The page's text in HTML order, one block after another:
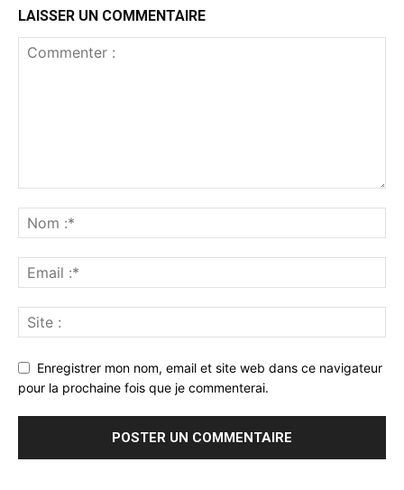
LAISSER UN COMMENTAIRE
Enregistrer mon nom, email et site web dans ce navigateur
pour la prochaine fois que je commenterai.